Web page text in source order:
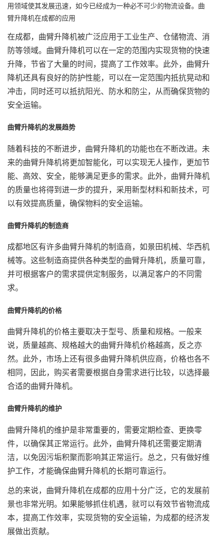
用领域使其发展迅速，如今已经成为一种必不可少的物流设备。曲
臂升降机在成都的应用
在成都，曲臂升降机被广泛应用于工业生产、仓储物流、消
防等领域。曲臂升降机可以在一定的范围内实现货物的快速
升降，节省了大量的时间，提高了工作效率。此外，曲臂升
降机还具有良好的防护性能，可以在一定范围内抵抗晃动和
冲击，同时还可以抵抗阳光、防水和防尘，从而确保货物的
安全运输。
曲臂升降机的发展趋势
随着科技的不断进步，曲臂升降机的功能也在不断改进。未
来的曲臂升降机将更加智能化，可以实现无人操作，更加节
能、高效、安全，能够满足更多的需求。此外，曲臂升降机
的质量也将得到进一步的提升，采用新型材料和新技术，可
以有效提高质量，确保物料的安全运输。
曲臂升降机的制造商
成都地区有许多曲臂升降机的制造商，如景田机械、华西机
械等。这些制造商提供各种类型的曲臂升降机，质量可靠，
并可根据客户的需求提供定制服务，以满足客户的不同需
求。
曲臂升降机的价格
曲臂升降机的价格主要取决于型号、质量和规格。一般来
说，质量越高、规格越大的曲臂升降机价格越高，反之亦
然。此外，市场上还有很多曲臂升降机供应商，价格也各不
相同，因此，购买者需要根据自身需求进行比较，以选择最
合适的曲臂升降机。
曲臂升降机的维护
曲臂升降机的维护是非常重要的，需要定期检查、更换零
件，以确保其正常运行。此外，曲臂升降机还需要定期清
洁，以免因污垢积聚而影响其正常运行。总之，只有做好维
护工作，才能确保曲臂升降机的长期可靠运行。
总的来说，曲臂升降机在成都的应用十分广泛，它的发展前
景也非常光明。如果能够抓住机遇，就可以有效节省物流成
本，提高工作效率，实现货物的安全运输，为成都的经济发
展做出贡献。